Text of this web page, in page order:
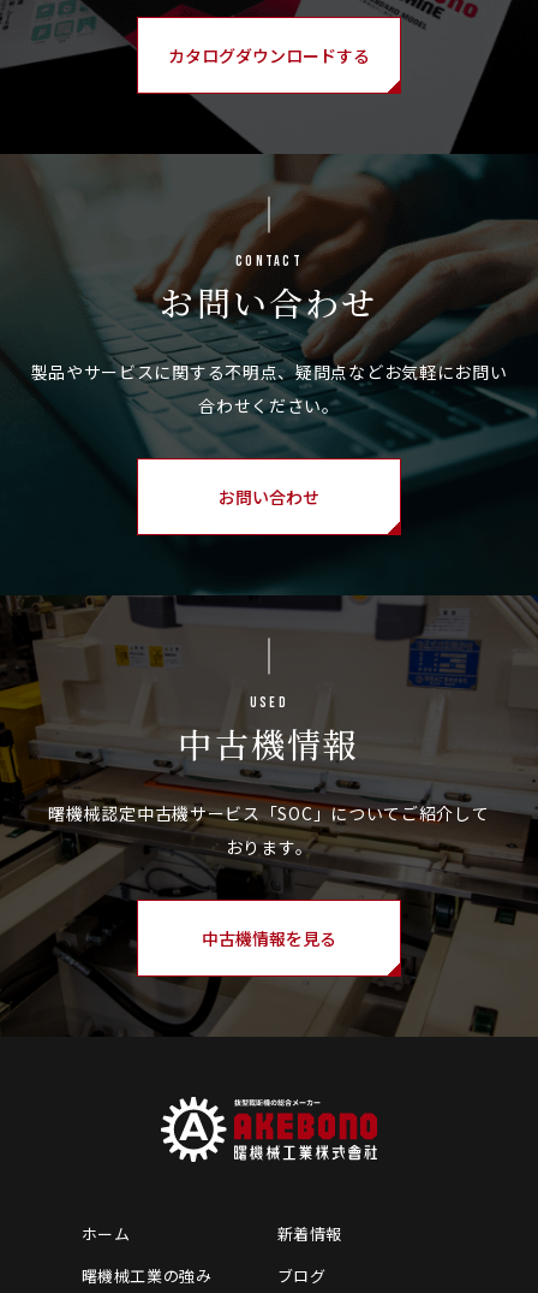
カタログダウンロードする
Contact
お問い合わせ
お問い合わせ
Used
中古機情報
中古機情報を見る
ホーム
曙機械工業の強み
新着情報
ブログ